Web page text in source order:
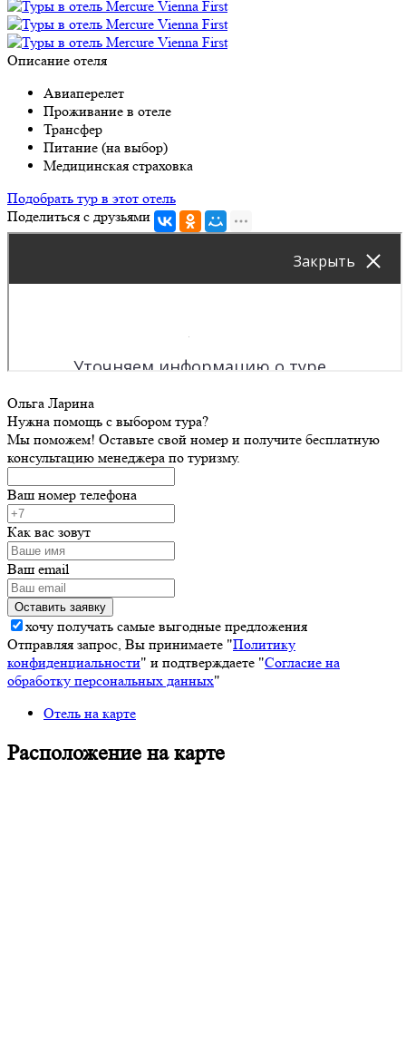
Описание отеля
Авиаперелет
Проживание в отеле
Трансфер
Питание (на выбор)
Медицинская страховка
Подобрать тур в этот отель
Поделиться с друзьями
Ольга Ларина
Нужна помощь с выбором тура?
Мы поможем! Оставьте свой номер и получите бесплатную
консультацию менеджера по туризму.
Ваш номер телефона
Как вас зовут
Ваш email
хочу получать самые выгодные предложения
Отправляя запрос, Вы принимаете "Политику
конфиденциальности" и подтверждаете "Согласие на
обработку персональных данных"
Отель на карте
Расположение на карте